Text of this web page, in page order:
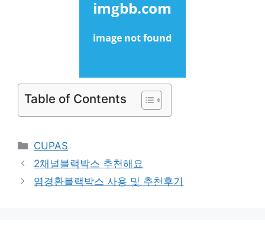
Table of Contents
Categories
CUPAS
2채널블랙박스 추천해요
염경환블랙박스 사용 및 추천후기